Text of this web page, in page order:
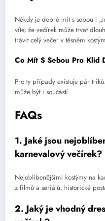
Někdy je dobré mít s sebou i
víte, že večírek může trvat
trávit celý večer v těsném
Co Mít S Sebou Pro Klid
Pro ty případy existuje pár
může být i součástí
FAQs
1. Jaké jsou
karnevalový večírek?
Nejoblíbenějšími kostýmy na
z filmů a seriálů, historické
2. Jaký je vhodný